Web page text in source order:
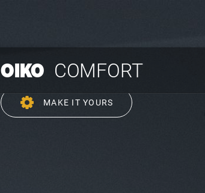
OIKO COMFORT
MAKE IT YOURS